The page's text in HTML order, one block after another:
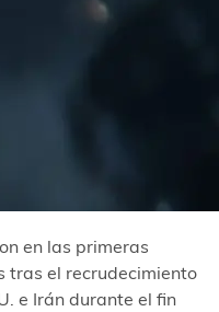
en las primeras
tras el recrudecimiento
e Irán durante el fin